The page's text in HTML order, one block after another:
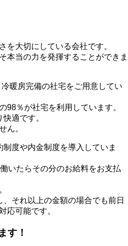
を大切にしている会社です。
本当の力を発揮することができま
暖房完備の社宅をご用意してい
98％が社宅を利用しています。
適です。
ん。
度や内金制度を導入していま
いたらその分のお給料をお支払
それ以上の金額の場合でも前日
応可能です。
す！